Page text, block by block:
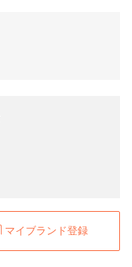
マイブランド登録